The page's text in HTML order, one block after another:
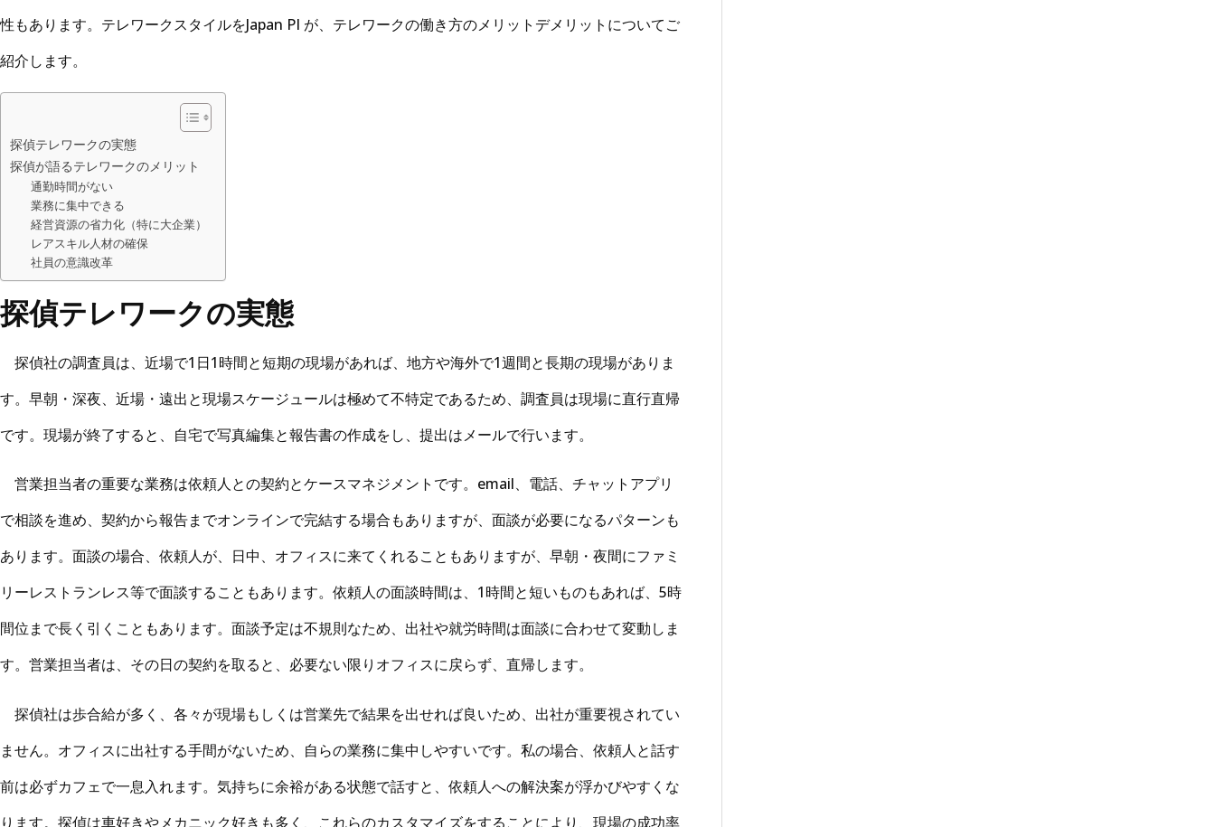
性もあります。テレワークスタイルをJapan PI が、テレワークの働き方のメリットデメリットについてご
紹介します。
探偵テレワークの実態
探偵が語るテレワークのメリット
通勤時間がない
業務に集中できる
経営資源の省力化（特に大企業）
レアスキル人材の確保
社員の意識改革
探偵テレワークの実態
探偵社の調査員は、近場で1日1時間と短期の現場があれば、地方や海外で1週間と長期の現場がありま
す。早朝・深夜、近場・遠出と現場スケージュールは極めて不特定であるため、調査員は現場に直行直帰
です。現場が終了すると、自宅で写真編集と報告書の作成をし、提出はメールで行います。
営業担当者の重要な業務は依頼人との契約とケースマネジメントです。email、電話、チャットアプリ
で相談を進め、契約から報告までオンラインで完結する場合もありますが、面談が必要になるパターンも
あります。面談の場合、依頼人が、日中、オフィスに来てくれることもありますが、早朝・夜間にファミ
リーレストランレス等で面談することもあります。依頼人の面談時間は、1時間と短いものもあれば、5時
間位まで長く引くこともあります。面談予定は不規則なため、出社や就労時間は面談に合わせて変動しま
す。営業担当者は、その日の契約を取ると、必要ない限りオフィスに戻らず、直帰します。
探偵社は歩合給が多く、各々が現場もしくは営業先で結果を出せれば良いため、出社が重要視されてい
ません。オフィスに出社する手間がないため、自らの業務に集中しやすいです。私の場合、依頼人と話す
前は必ずカフェで一息入れます。気持ちに余裕がある状態で話すと、依頼人への解決案が浮かびやすくな
ります。探偵は車好きやメカニック好きも多く、これらのカスタマイズをすることにより、現場の成功率